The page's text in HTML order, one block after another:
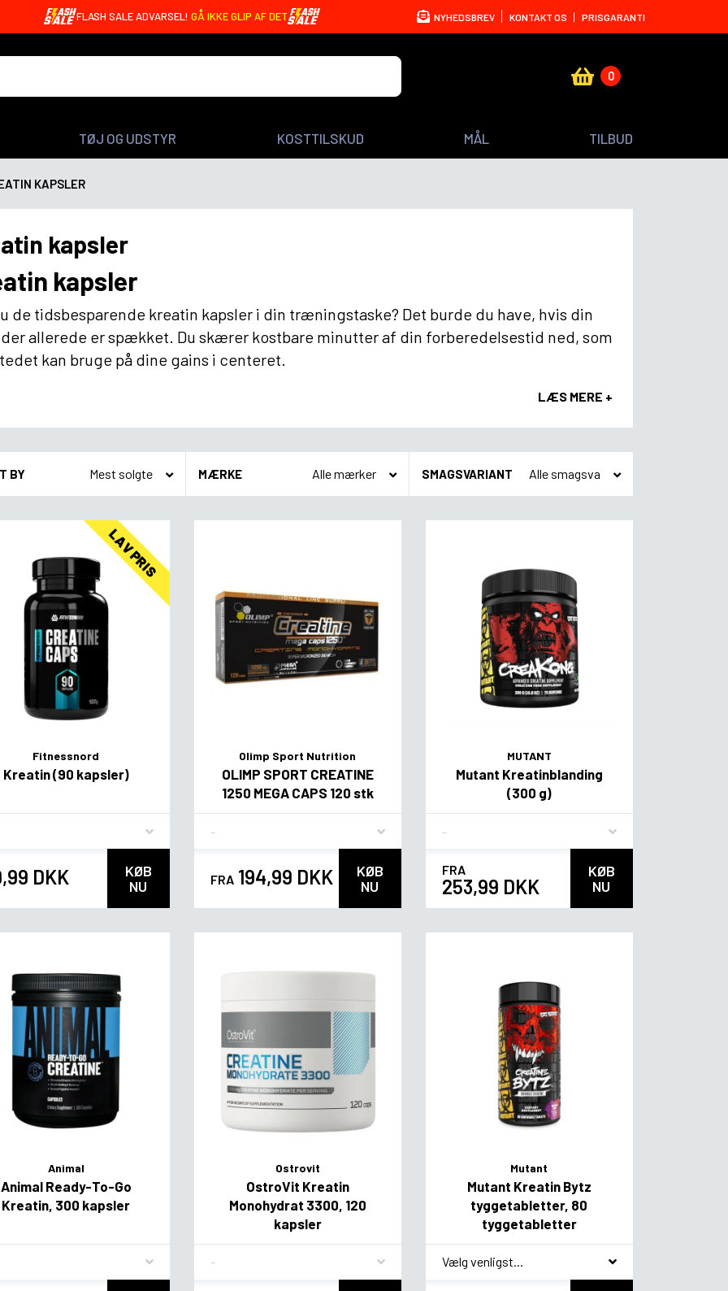
OREO BARS MED 20G PROTEIN - KUN 4,99 DKK 🤩 NYHEDSBREV KONTAKT OS PRISGARANTI
0
TØJ OG UDSTYR KOSTTILSKUD MÅL TILBUD
KAPSLER
kapsler
kapsler
de tidsbesparende kreatin kapsler i din træningstaske? Det burde du have, hvis din
allerede er spækket. Du skærer kostbare minutter af din forberedelsestid ned, som
kan bruge på dine gains i centeret.
LÆS MERE +
BY MÆRKE SMAGSVARIANT
LAV PRIS
Fitnessnord
Kreatin (90 kapsler)
DKK
KØB
NU
Olimp Sport Nutrition
OLIMP SPORT CREATINE
1250 MEGA CAPS 120 stk
FRA194,99 DKK
KØB
NU
MUTANT
Mutant Kreatinblanding
(300 g)
FRA
253,99 DKK
KØB
NU
Animal
Animal Ready-To-Go
Kreatin, 300 kapsler
Ostrovit
OstroVit Kreatin
Monohydrat 3300, 120
kapsler
Mutant
Mutant Kreatin Bytz
tyggetabletter, 80
tyggetabletter
* smag